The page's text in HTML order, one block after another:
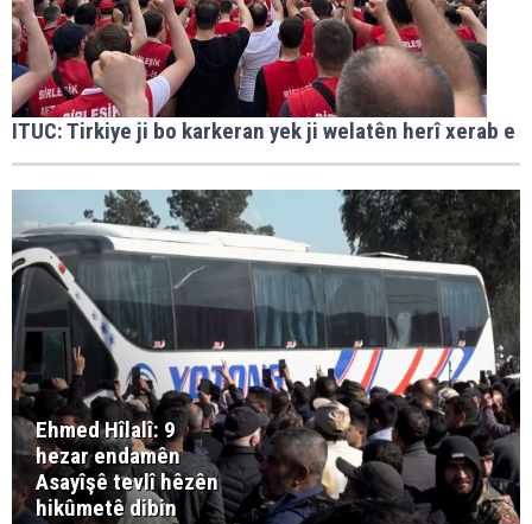
ITUC: Tirkiye ji bo karkeran yek ji welatên herî xerab e
Ehmed Hîlalî: 9
hezar endamên
Asayîşê tevlî hêzên
hikûmetê dibin